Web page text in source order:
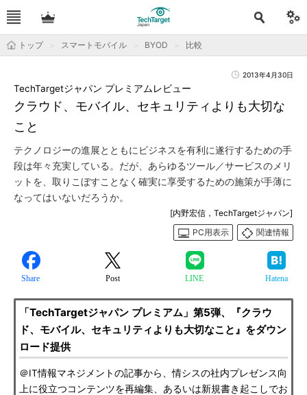
トップ スマートモバイル BYOD 比較
2013年4月30日
クラウド、モバイル、セキュリティよりも大切な
こと
TechTargetジャパン プレミアムレビュー
テクノロジーの進展とともにビジネスを有利に遂行するための手
段は年々充実している。だが、あらゆるツール／サービスのメリ
ットを、取りこぼすことなく確実に享受するための施策が手薄に
なってはいないだろうか。
[内野宏信，TechTargetジャパン]
PC用表示
関連情報
Share Post LINE Hatena
「TechTargetジャパン プレミアム」第5弾、『クラウ
ド、モバイル、セキュリティよりも大切なこと』をダウン
ロード提供
＠IT情報マネジメントの記事から、情シスの社内プレゼンス向
上に役立つコンテンツを再編集、あるいは新規書き起こしでお